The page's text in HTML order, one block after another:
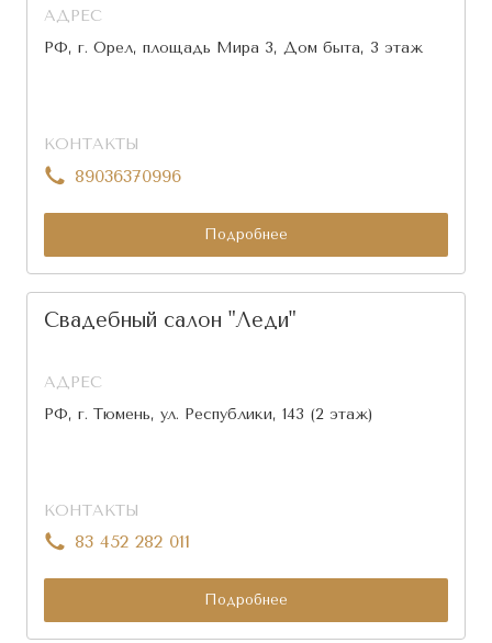
АДРЕС
РФ, г. Орел, площадь Мира 3, Дом быта, 3 этаж
КОНТАКТЫ
89036370996
Подробнее
Свадебный салон "Леди"
АДРЕС
РФ, г. Тюмень, ул. Республики, 143 (2 этаж)
КОНТАКТЫ
83 452 282 011
Подробнее